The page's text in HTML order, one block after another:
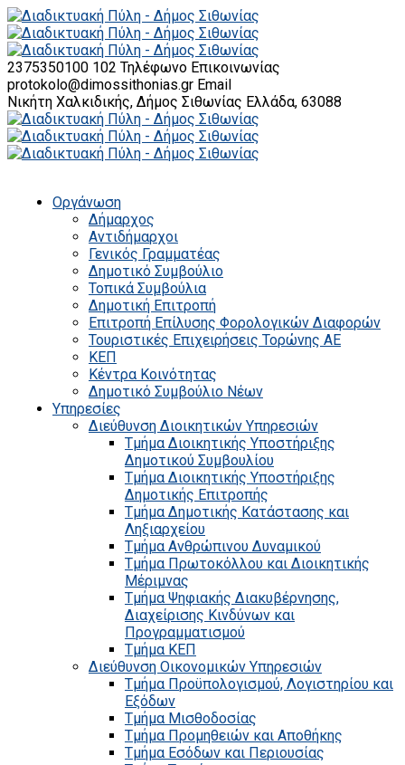
2375350100 102 Τηλέφωνο Επικοινωνίας
protokolo@dimossithonias.gr Email
Νικήτη Χαλκιδικής, Δήμος Σιθωνίας Ελλάδα, 63088
Οργάνωση
Δήμαρχος
Αντιδήμαρχοι
Γενικός Γραμματέας
Δημοτικό Συμβούλιο
Τοπικά Συμβούλια
Δημοτική Επιτροπή
Επιτροπή Επίλυσης Φορολογικών Διαφορών
Τουριστικές Επιχειρήσεις Τορώνης ΑΕ
ΚΕΠ
Κέντρα Κοινότητας
Δημοτικό Συμβούλιο Νέων
Υπηρεσίες
Διεύθυνση Διοικητικών Υπηρεσιών
Τμήμα Διοικητικής Υποστήριξης
Δημοτικού Συμβουλίου
Τμήμα Διοικητικής Υποστήριξης
Δημοτικής Επιτροπής
Τμήμα Δημοτικής Κατάστασης και
Ληξιαρχείου
Τμήμα Ανθρώπινου Δυναμικού
Τμήμα Πρωτοκόλλου και Διοικητικής
Μέριμνας
Τμήμα Ψηφιακής Διακυβέρνησης,
Διαχείρισης Κινδύνων και
Προγραμματισμού
Τμήμα ΚΕΠ
Διεύθυνση Οικονομικών Υπηρεσιών
Τμήμα Προϋπολογισμού, Λογιστηρίου και
Εξόδων
Τμήμα Μισθοδοσίας
Τμήμα Προμηθειών και Αποθήκης
Τμήμα Εσόδων και Περιουσίας